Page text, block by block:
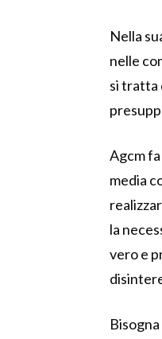
Nella
nelle
si tratta
Agcm
media
la
vero e